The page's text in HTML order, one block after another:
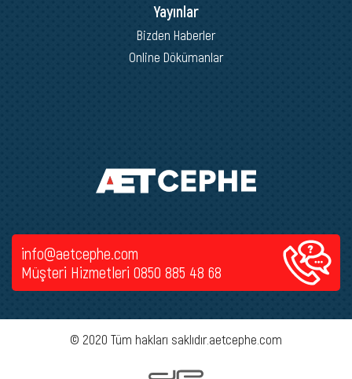
Yayınlar
Bizden Haberler
Online Dökümanlar
info@aetcephe.com
Müşteri Hizmetleri 0850 885 48 68
© 2020 Tüm hakları saklıdır.aetcephe.com